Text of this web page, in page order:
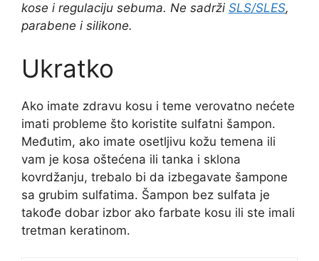
kose i regulaciju sebuma. Ne sadrži SLS/SLES,
parabene i silikone.
Ukratko
Ako imate zdravu kosu i teme verovatno nećete
imati probleme što koristite sulfatni šampon.
Međutim, ako imate osetljivu kožu temena ili
vam je kosa oštećena ili tanka i sklona
kovrdžanju, trebalo bi da izbegavate šampone
sa grubim sulfatima. Šampon bez sulfata je
takođe dobar izbor ako farbate kosu ili ste imali
tretman keratinom.